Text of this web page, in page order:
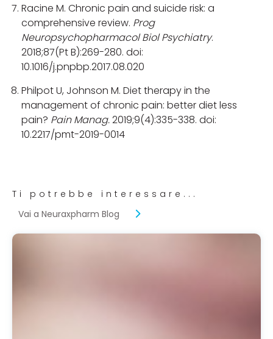
Racine M. Chronic pain and suicide risk: a
comprehensive review. Prog
Neuropsychopharmacol Biol Psychiatry.
2018;87(Pt B):269-280. doi:
10.1016/j.pnpbp.2017.08.020
Philpot U, Johnson M. Diet therapy in the
management of chronic pain: better diet less
pain? Pain Manag.2019;9(4):335-338. doi:
10.2217/pmt-2019-0014
Ti potrebbe interessare...
Vai a Neuraxpharm Blog